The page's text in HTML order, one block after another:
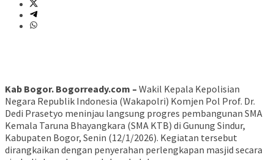
Kab Bogor. Bogorready.com – Wakil Kepala Kepolisian
Negara Republik Indonesia (Wakapolri) Komjen Pol Prof. Dr.
Dedi Prasetyo meninjau langsung progres pembangunan SMA
Kemala Taruna Bhayangkara (SMA KTB) di Gunung Sindur,
Kabupaten Bogor, Senin (12/1/2026). Kegiatan tersebut
dirangkaikan dengan penyerahan perlengkapan masjid secara